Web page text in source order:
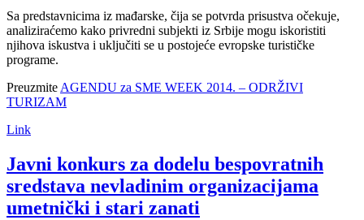
Sa predstavnicima iz mađarske, čija se potvrda prisustva očekuje,
analiziraćemo kako privredni subjekti iz Srbije mogu iskoristiti
njihova iskustva i uključiti se u postojeće evropske turističke
programe.
PreuzmiteAGENDU za SME WEEK 2014. – ODRŽIVI
TURIZAM
Link
Javni konkurs za dodelu bespovratnih
sredstava nevladinim organizacijama
umetnički i stari zanati